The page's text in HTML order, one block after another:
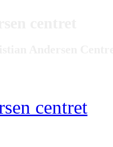
centret